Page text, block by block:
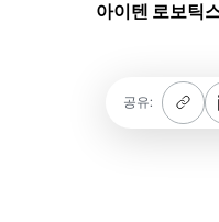
아이텐 로보틱
공유: